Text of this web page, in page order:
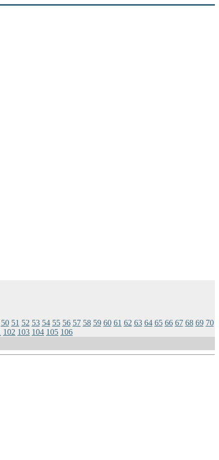
50 51 52 53 54 55 56 57 58 59 60 61 62 63 64 65 66 67 68 69 70
102 103 104 105 106